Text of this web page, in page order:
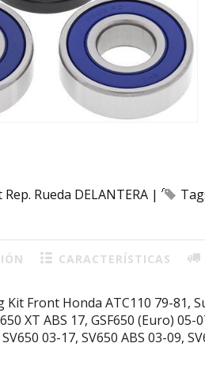
Rep. Rueda DELANTERA|
CARACTERÍSTICAS
Kit Front Honda ATC110 79-81,
XT ABS 17, GSF650 (Euro)
03-17, SV650 ABS 03-09,